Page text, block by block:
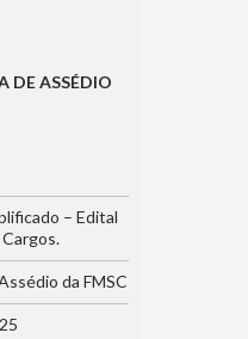
DE ASSÉDIO
– Edital
da FMSC